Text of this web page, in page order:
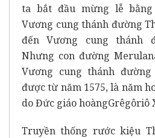
ta bắt đầu mừng lễ
Vương cung thánh đường
đến Vương cung thánh
Nhưng con đường
Vương cung thánh
được từ năm 1575, là năm
do Đức giáo
Truyền thống rước kiệu